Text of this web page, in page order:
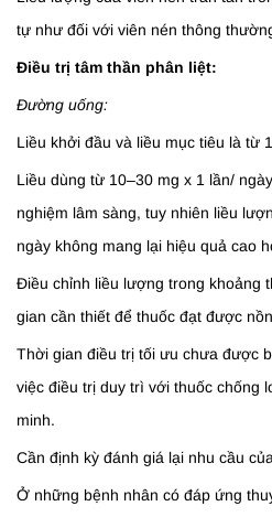
tự như đối với viên nén thông
Điều trị tâm thần phân liệt:
Đường uống:
Liều khởi đầu và liều mục tiêu là từ
Liều dùng từ 10–30 mg x 1 lần/
nghiệm lâm sàng, tuy nhiên liều
ngày không mang lại hiệu quả cao
Điều chỉnh liều lượng trong khoảng
gian cần thiết để thuốc đạt được
Thời gian điều trị tối ưu chưa được
việc điều trị duy trì với thuốc chống
minh.
Cần định kỳ đánh giá lại nhu cầu
Ở những bệnh nhân có đáp ứng